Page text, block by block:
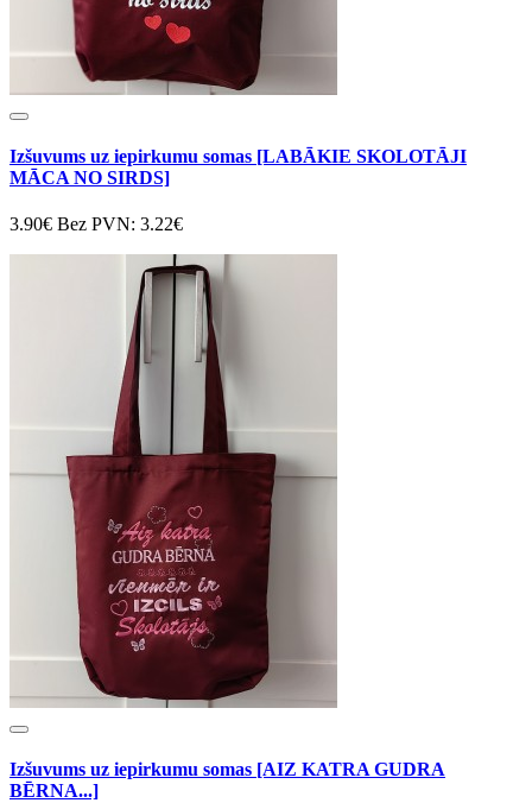
Izšuvums uz iepirkumu somas [LABĀKIE SKOLOTĀJI
MĀCA NO SIRDS]
3.90€ Bez PVN: 3.22€
Izšuvums uz iepirkumu somas [AIZ KATRA GUDRA
BĒRNA...]